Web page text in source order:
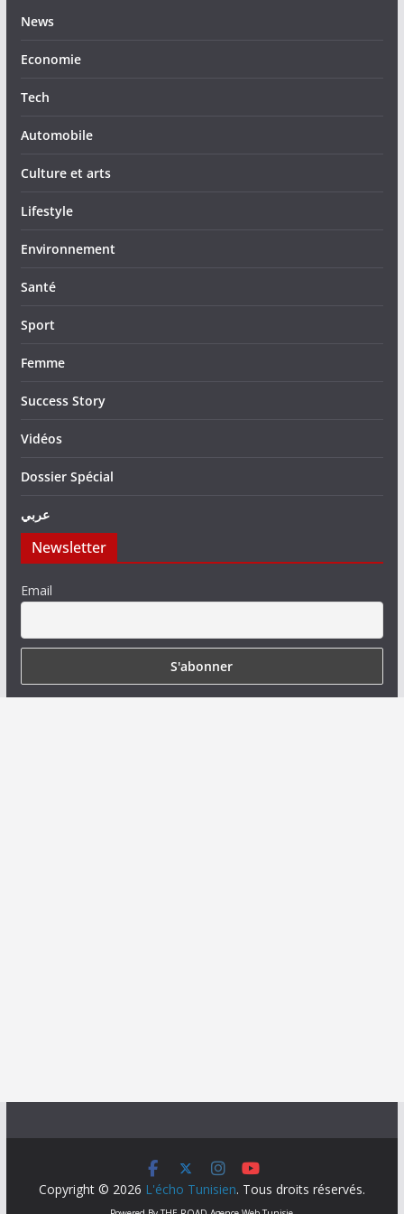
News
Economie
Tech
Automobile
Culture et arts
Lifestyle
Environnement
Santé
Sport
Femme
Success Story
Vidéos
Dossier Spécial
عربي
Newsletter
Email
Copyright © 2026 L'écho Tunisien. Tous droits réservés.